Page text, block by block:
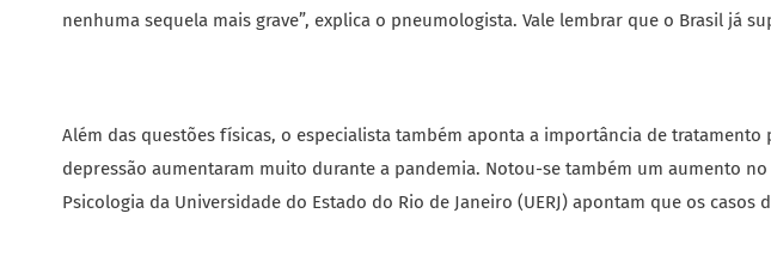
nenhuma sequela mais grave”, explica o pneumologista. Vale lembrar que o Brasil já
Além das questões físicas, o especialista também aponta a importância de
depressão aumentaram muito durante a pandemia. Notou-se também um aumento
Psicologia da Universidade do Estado do Rio de Janeiro (UERJ) apontam que os